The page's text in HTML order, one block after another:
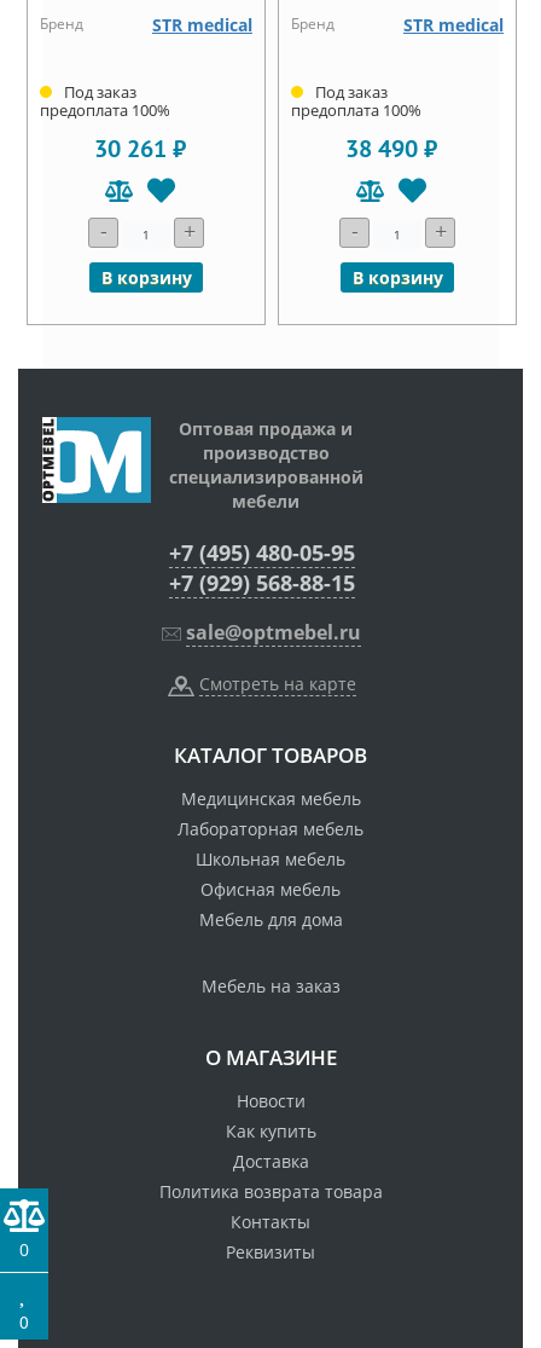
Бренд STR medical
Под заказ
предоплата 100%
30 261 ₽
- +
В корзину
Бренд STR medical
Под заказ
предоплата 100%
38 490 ₽
- +
В корзину
Оптовая продажа и
производство
специализированной
мебели
+7 (495) 480-05-95
+7 (929) 568-88-15
sale@optmebel.ru
Смотреть на карте
КАТАЛОГ ТОВАРОВ
Медицинская мебель
Лабораторная мебель
Школьная мебель
Офисная мебель
Мебель для дома
Мебель на заказ
О МАГАЗИНЕ
Новости
Как купить
Доставка
Политика возврата товара
Контакты
Реквизиты
0
0